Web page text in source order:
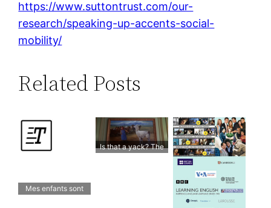
https://www.suttontrust.com/our-
research/speaking-up-accents-social-
mobility/
Related Posts
Mes enfants sont
Is that a yack? The